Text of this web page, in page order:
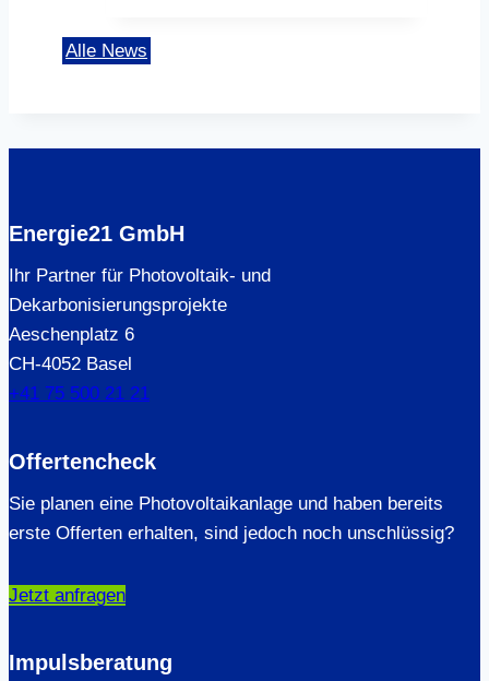
Alle News
Energie21 GmbH
Ihr Partner für Photovoltaik- und
Dekarbonisierungsprojekte
Aeschenplatz 6
CH-4052 Basel
+41 75 500 21 21
Offertencheck
Sie planen eine Photovoltaikanlage und haben bereits
erste Offerten erhalten, sind jedoch noch unschlüssig?
Jetzt anfragen
Impulsberatung